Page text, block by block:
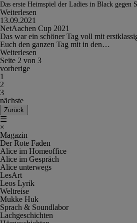
Das erste Heimspiel der Ladies in Black
Weiterlesen
13.09.2021
NetAachen Cup 2021
Das war ein schöner Tag voll mit
Euch den ganzen Tag mit in den…
Weiterlesen
Seite 2 von 3
vorherige
1
2
3
nächste
Zurück
☰
×
Magazin
Der Rote Faden
Alice im Homeoffice
Alice im Gespräch
Alice unterwegs
LesArt
Leos Lyrik
Weltreise
Mukke Huk
Sprach & Soundlabor
Lachgeschichten